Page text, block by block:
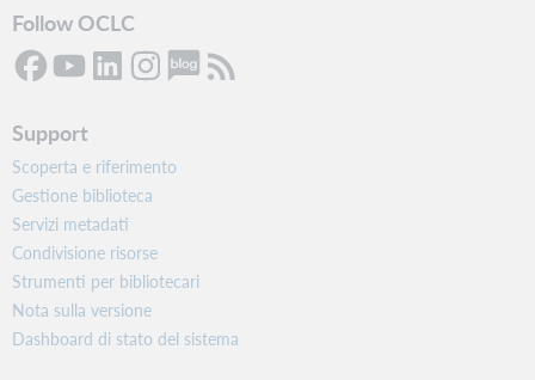
Follow OCLC
Support
Scoperta e riferimento
Gestione biblioteca
Servizi metadati
Condivisione risorse
Strumenti per bibliotecari
Nota sulla versione
Dashboard di stato del sistema